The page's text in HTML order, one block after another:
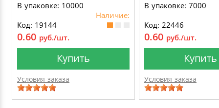
В упаковке: 10000
Наличие:
Код: 19144
0.60 руб./шт.
Купить
Условия заказа
В упаковке: 7000
Код: 22446
0.60 руб./шт.
Купить
Условия заказа